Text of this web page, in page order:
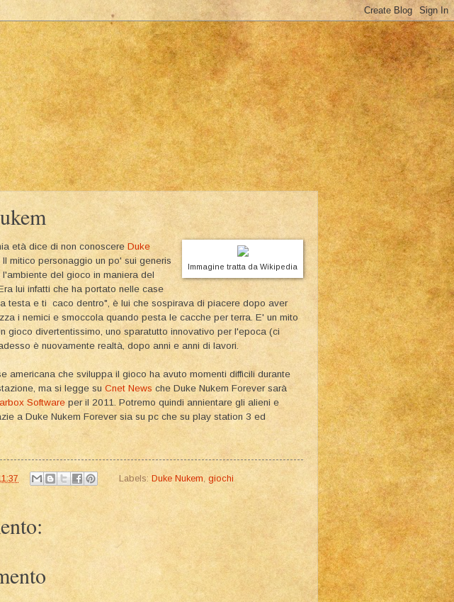
Immagine tratta da Wikipedia
età dice di non conoscere Duke
mitico personaggio un po' sui generis
del gioco in maniera del
lui infatti che ha portato nelle case
testa e ti caco dentro", è lui che sospirava di piacere dopo aver
i nemici e smoccola quando pesta le cacche per terra. E' un mito
gioco divertentissimo, uno sparatutto innovativo per l'epoca (ci
è nuovamente realtà, dopo anni e anni di lavori.
americana che sviluppa il gioco ha avuto momenti difficili durante
ma si legge su Cnet News che Duke Nukem Forever sarà
Software per il 2011. Potremo quindi annientare gli alieni e
a Duke Nukem Forever sia su pc che su play station 3 ed
Labels: Duke Nukem giochi